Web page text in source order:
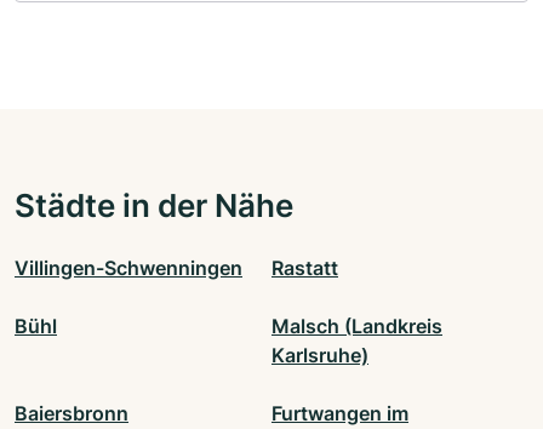
Städte in der Nähe
Villingen-Schwenningen Rastatt
Bühl
Malsch (Landkreis
Karlsruhe)
Baiersbronn
Furtwangen im